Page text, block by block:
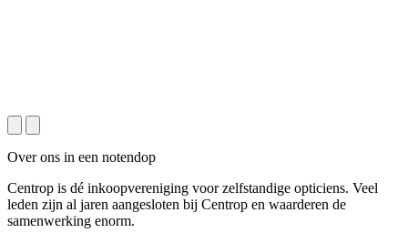
Over ons in een notendop
Centrop is dé inkoopvereniging voor zelfstandige opticiens. Veel
leden zijn al jaren aangesloten bij Centrop en waarderen de
samenwerking enorm.